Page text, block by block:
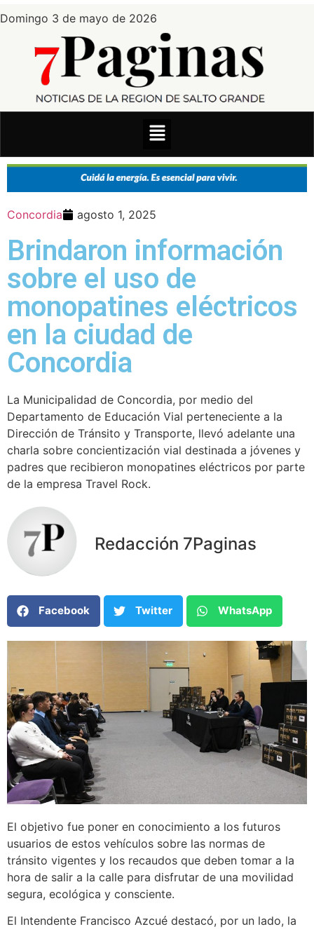
Domingo 3 de mayo de 2026
Concordia agosto 1, 2025
Brindaron información
sobre el uso de
monopatines eléctricos
en la ciudad de
Concordia
La Municipalidad de Concordia, por medio del
Departamento de Educación Vial perteneciente a la
Dirección de Tránsito y Transporte, llevó adelante una
charla sobre concientización vial destinada a jóvenes y
padres que recibieron monopatines eléctricos por parte
de la empresa Travel Rock.
Redacción 7Paginas
Facebook Twitter WhatsApp
El objetivo fue poner en conocimiento a los futuros
usuarios de estos vehículos sobre las normas de
tránsito vigentes y los recaudos que deben tomar a la
hora de salir a la calle para disfrutar de una movilidad
segura, ecológica y consciente.
El Intendente Francisco Azcué destacó, por un lado, la